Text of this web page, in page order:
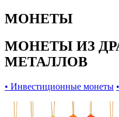
МОНЕТЫ
МОНЕТЫ ИЗ
МЕТАЛЛОВ
• Инвестиционные монеты